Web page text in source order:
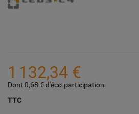
1 132,34 €
Dont 0,68 € d'éco-participation
TTC